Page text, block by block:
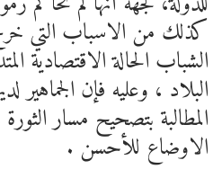
كذلك من الاسباب التي
الشباب الحالة الاقتصادية
البلاد ، وعليه فإن الجماهير
المطالبة بتصحيح مسار
الاوضاع للأحسن .